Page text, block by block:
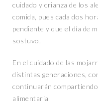
cuidado y crianza de los
comida, pues cada dos
pendiente y que el día de
sostuvo.
En el cuidado de las
distintas generaciones,
continuarán
alimentaria